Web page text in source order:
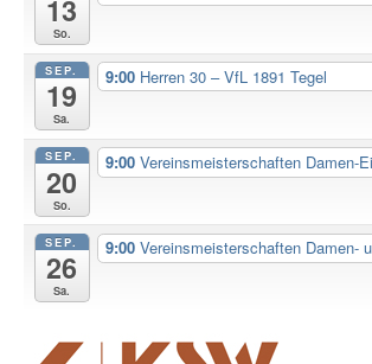
13
So.
SEP.
19
Sa.
9:00 Herren 30 – VfL 1891 Tegel
SEP.
20
So.
9:00 Vereinsmeisterschaften Damen-
SEP.
26
Sa.
9:00 Vereinsmeisterschaften Damen-